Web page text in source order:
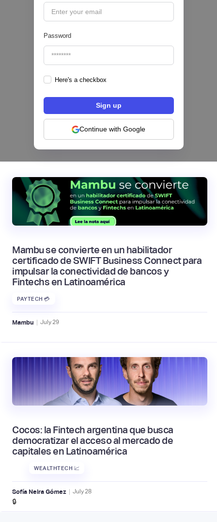
Password
Here's a checkbox
Continue with Google
Configura comisiones para tu programa de
tarjetas: el nuevo módulo de Pomelo
Mambu se convierte en un habilitador
certificado de SWIFT Business Connect para
impulsar la conectividad de bancos y
Fintechs en Latinoamérica
PAYTECH 💳
Mambu | July29
Cocos: la Fintech argentina que busca
democratizar el acceso al mercado de
capitales en Latinoamérica
WEALTHTECH 📈
Sofía Neira Gómez | July28
🔒